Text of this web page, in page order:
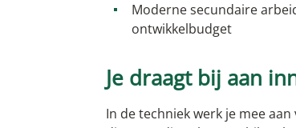
Moderne secundaire
ontwikkelbudget
Je draagt bij aan
In de techniek werk je mee